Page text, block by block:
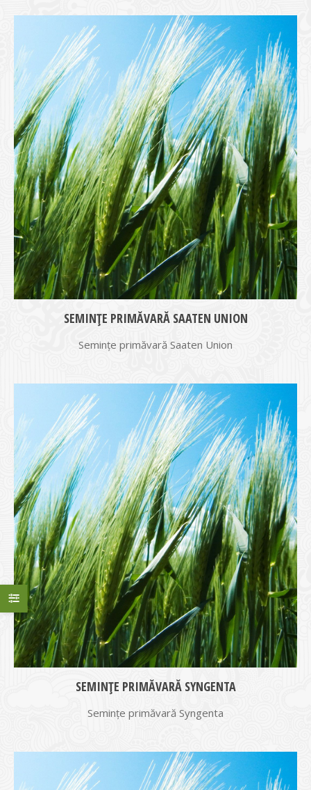
SEMINȚE PRIMĂVARĂ SAATEN UNION
Semințe primăvară Saaten Union
SEMINȚE PRIMĂVARĂ SYNGENTA
Semințe primăvară Syngenta